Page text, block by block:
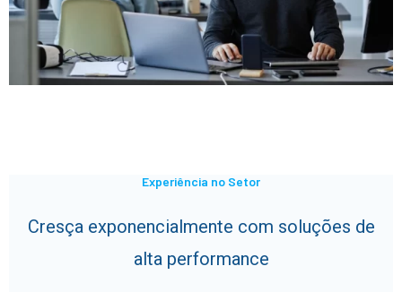
Experiência no Setor
Cresça exponencialmente com soluções de
alta performance